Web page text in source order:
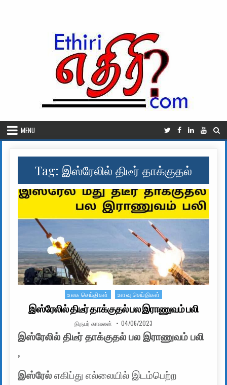
MENU
Tag: இஸ்ரேலில் திடீர் தாக்குதல்
Posted in
உலக செய்திகள் உளவு செய்திகள்
இஸ்ரேலில் திடீர் தாக்குதல் பல இராணுவம் பலி
AUTHOR:
நிருபர் காவலன் PUBLISHED DATE:
04/06/2023
இஸ்ரேலில் திடீர் தாக்குதல் பல இராணுவம் பலி
,
இஸ்ரேல் எகிப்து எல்லையில் இடம்பெற்ற